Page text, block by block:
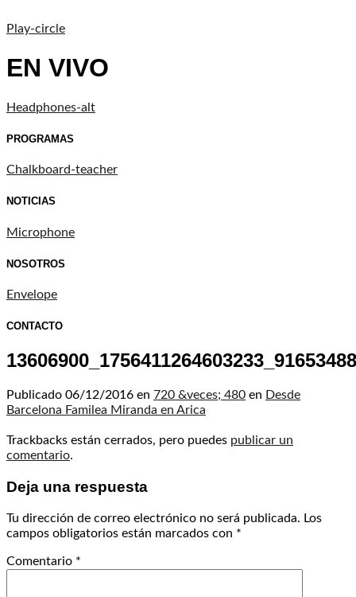
Play-circle
EN VIVO
Headphones-alt
PROGRAMAS
Chalkboard-teacher
NOTICIAS
Microphone
NOSOTROS
Envelope
CONTACTO
Publicado 06/12/2016 en 720 &veces; 480 en Desde
Barcelona Familea Miranda en Arica
Trackbacks están cerrados, pero puedes publicar un
comentario.
Deja una respuesta
Tu dirección de correo electrónico no será publicada. Los
campos obligatorios están marcados con *
Comentario *